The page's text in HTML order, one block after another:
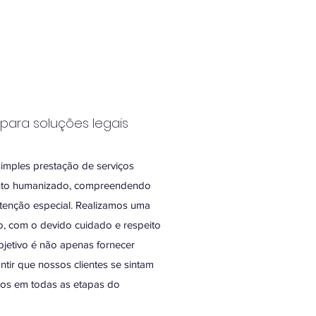
soluções legais
prestação de serviços
humanizado, compreendendo
especial. Realizamos uma
com o devido cuidado e respeito
é não apenas fornecer
que nossos clientes se sintam
em todas as etapas do